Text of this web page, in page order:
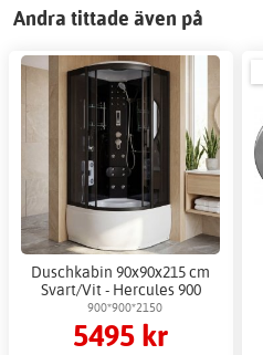
Andra tittade även på
Duschkabin 90x90x215 cm
Svart/Vit - Hercules 900
900*900*2150
5495 kr